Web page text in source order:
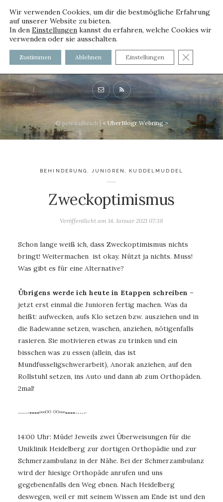
voller worte - mit und ohne
Innenfutter
© petra ulbrich | < UberBlogr Webring >
BEHINDERUNG , JUNIOREN , KUDDELMUDDEL
Zweckoptimismus
Veröffentlicht am 14. Januar 2021 07:38
Schon lange weiß ich, dass Zweckoptimismus nichts
bringt! Weitermachen ist okay. Nützt ja nichts. Muss!
Was gibt es für eine Alternative?
Übrigens werde ich heute in Etappen schreiben –
jetzt erst einmal die Junioren fertig machen. Was da
heißt: aufwecken, aufs Klo setzen bzw. ausziehen und in
die Badewanne setzen, waschen, anziehen, nötigenfalls
rasieren. Sie motivieren etwas zu trinken und ein
bisschen was zu essen (allein, das ist
Mundfusseligschwerarbeit), Anorak anziehen, auf den
Rollstuhl setzen, ins Auto und dann ab zum Orthopäden.
2mal!
∙∙∙∙∙·▫▫▫▫ᵒᵒᵒᴼᴼ ᴼᴼᵒᵒᵒ▫▫▫▫∙∙∙∙∙·
14:00 Uhr: Müde! Jeweils zwei Überweisungen für die
Uniklinik Heidelberg zur dortigen Orthopädie und zur
Schmerzambulanz in der Nähe. Bei der Schmerzambulanz
wird der hiesige Orthopäde anrufen und uns
gegebenenfalls den Weg ebnen. Nach Heidelberg
deswegen, weil er mit seinem Wissen am Ende ist und den
Wir verwenden Cookies, um dir die bestmögliche Erfahrung
auf unserer Website zu bieten.
In den Einstellungen kannst du erfahren, welche Cookies wir
verwenden oder sie ausschalten.
Zustimmen Ablehnen Einstellungen GDPR